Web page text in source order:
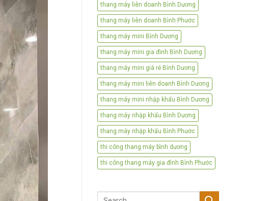
thang máy liên doanh Bình Dương
thang máy liên doanh Bình Phước
thang máy mini Bình Dương
thang máy mini gia đình Bình Dương
thang máy mini giá rẻ Bình Dương
thang máy mini liên doanh Bình Dương
thang máy mini nhập khẩu Bình Dương
thang máy nhập khẩu Bình Dương
thang máy nhập khẩu Bình Phước
thi công thang máy bình dương
thi công thang máy gia đình Bình Phước
Search